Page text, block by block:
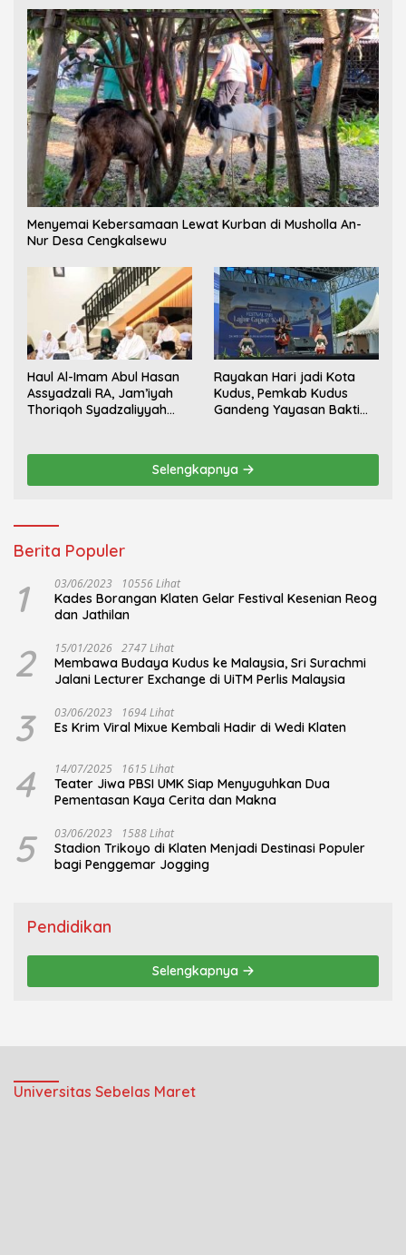
Menyemai Kebersamaan Lewat Kurban di Musholla An-
Nur Desa Cengkalsewu
Haul Al-Imam Abul Hasan
Assyadzali RA, Jam’iyah
Thoriqoh Syadzaliyyah
Rayakan Hari jadi Kota
Kudus, Pemkab Kudus
Gandeng Yayasan Bakti
Selengkapnya
Berita Populer
1 03/06/2023 10556 Lihat
Kades Borangan Klaten Gelar Festival Kesenian Reog
dan Jathilan
2 15/01/2026 2747 Lihat
Membawa Budaya Kudus ke Malaysia, Sri Surachmi
Jalani Lecturer Exchange di UiTM Perlis Malaysia
3 03/06/2023 1694 Lihat
Es Krim Viral Mixue Kembali Hadir di Wedi Klaten
4 14/07/2025 1615 Lihat
Teater Jiwa PBSI UMK Siap Menyuguhkan Dua
Pementasan Kaya Cerita dan Makna
5 03/06/2023 1588 Lihat
Stadion Trikoyo di Klaten Menjadi Destinasi Populer
bagi Penggemar Jogging
Pendidikan
Selengkapnya
Universitas Sebelas Maret